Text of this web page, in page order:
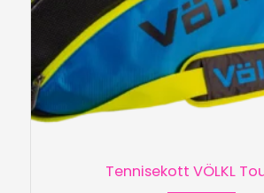
Tennisekott VÖLKL